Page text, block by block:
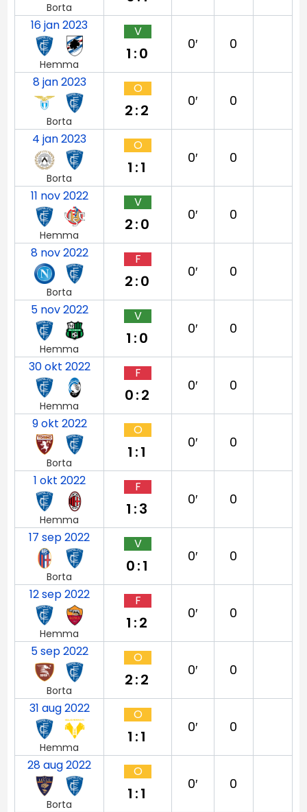
Borta
16 jan 2023
Hemma
V
1:0
0′ 0
8 jan 2023
Borta
O
2:2
0′ 0
4 jan 2023
Borta
O
1:1
0′ 0
11 nov 2022
Hemma
V
2:0
0′ 0
8 nov 2022
Borta
F
2:0
0′ 0
5 nov 2022
Hemma
V
1:0
0′ 0
30 okt 2022
Hemma
F
0:2
0′ 0
9 okt 2022
Borta
O
1:1
0′ 0
1 okt 2022
Hemma
F
1:3
0′ 0
17 sep 2022
Borta
V
0:1
0′ 0
12 sep 2022
Hemma
F
1:2
0′ 0
5 sep 2022
Borta
O
2:2
0′ 0
31 aug 2022
Hemma
O
1:1
0′ 0
28 aug 2022
Borta
O
1:1
0′ 0